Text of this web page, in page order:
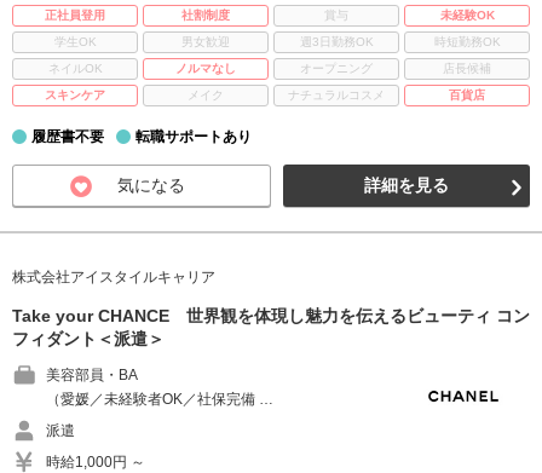
正社員登用 社割制度 賞与
未経験OK
学生OK
男女歓迎 週3日勤務OK
時短勤務OK
ネイルOK
ノルマなし オープニング
店長候補
スキンケア
メイク ナチュラルコスメ 百貨店
履歴書不要 転職サポートあり
気になる 詳細を見る
株式会社アイスタイルキャリア
Take your CHANCE 世界観を体現し魅力を伝えるビューティ コン
フィダント＜派遣＞
美容部員・BA
（愛媛／未経験者OK／社保完備 …
派遣
時給1,000円 ～